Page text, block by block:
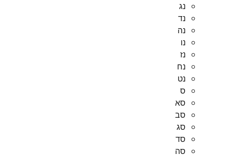
נג
נד
נה
נו
נז
נח
נט
ס
סא
סב
סג
סד
סה